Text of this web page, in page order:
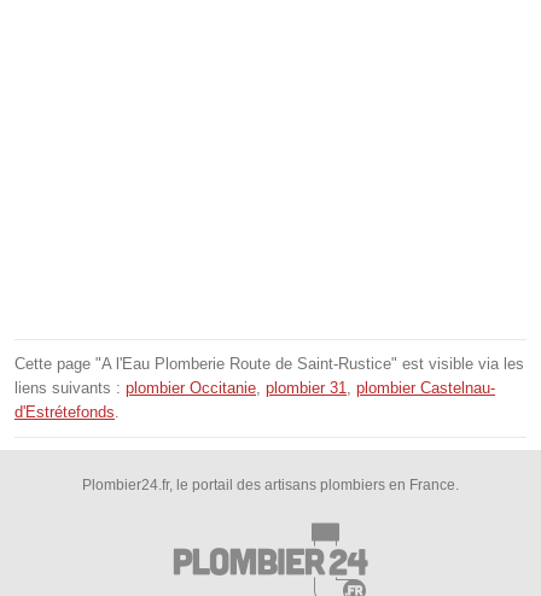
Cette page "A l'Eau Plomberie Route de Saint-Rustice" est visible via les
liens suivants : plombier Occitanie, plombier 31, plombier Castelnau-
d'Estrétefonds.
Plombier24.fr, le portail des artisans plombiers en France.